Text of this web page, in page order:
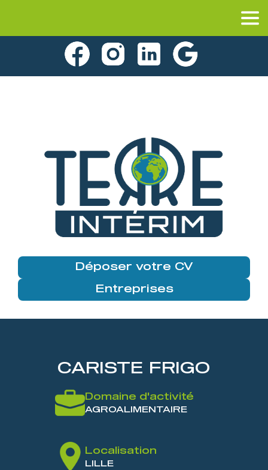
Déposer votre CV
Entreprises
CARISTE FRIGO
Domaine d'activité
AGROALIMENTAIRE
Localisation
LILLE